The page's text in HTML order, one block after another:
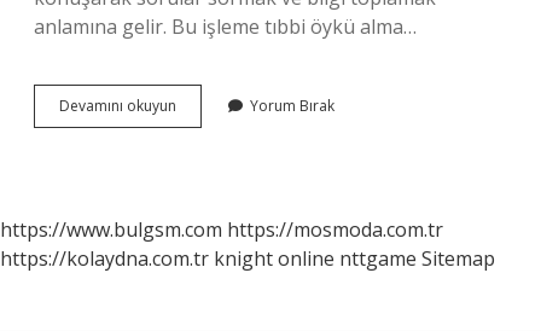
anlamına gelir. Bu işleme tıbbi öykü alma…
Devamını okuyun Anamnez
Alırken
Yorum Bırak
https://www.bulgsm.com https://mosmoda.com.tr
https://kolaydna.com.tr knight online nttgame Sitemap